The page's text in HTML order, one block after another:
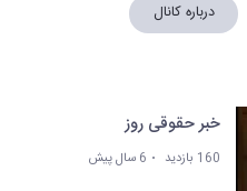
درباره کانال
خبر حقوقی روز
160 بازدید 6 سال پیش